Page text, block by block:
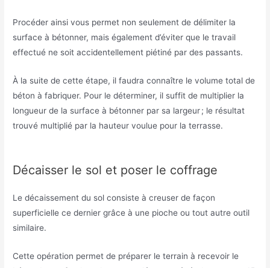
Procéder ainsi vous permet non seulement de délimiter la
surface à bétonner, mais également d’éviter que le travail
effectué ne soit accidentellement piétiné par des passants.
À la suite de cette étape, il faudra connaître le volume total de
béton à fabriquer. Pour le déterminer, il suffit de multiplier la
longueur de la surface à bétonner par sa largeur ; le résultat
trouvé multiplié par la hauteur voulue pour la terrasse.
Décaisser le sol et poser le coffrage
Le décaissement du sol consiste à creuser de façon
superficielle ce dernier grâce à une pioche ou tout autre outil
similaire.
Cette opération permet de préparer le terrain à recevoir le